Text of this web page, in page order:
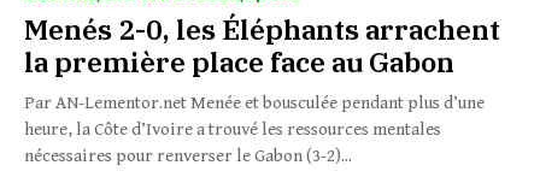
Menés 2-0, les Éléphants arrachent
la première place face au Gabon
Par AN-Lementor.net Menée et bousculée pendant plus d’une
heure, la Côte d’Ivoire a trouvé les ressources mentales
nécessaires pour renverser le Gabon (3-2)...